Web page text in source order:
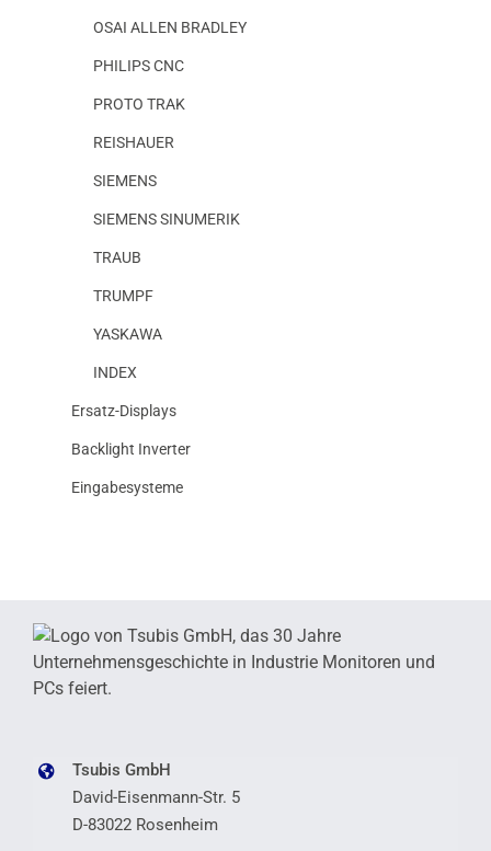
OSAI ALLEN BRADLEY
PHILIPS CNC
PROTO TRAK
REISHAUER
SIEMENS
SIEMENS SINUMERIK
TRAUB
TRUMPF
YASKAWA
INDEX
Ersatz-Displays
Backlight Inverter
Eingabesysteme
Tsubis GmbH
David-Eisenmann-Str. 5
D-83022 Rosenheim